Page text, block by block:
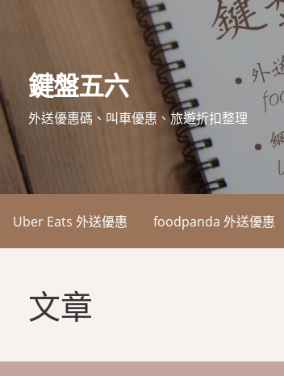
容
鍵盤五六
外送優惠碼、叫車優惠、旅遊折扣整理
Uber Eats 外送優惠 foodpanda 外送優惠
文章